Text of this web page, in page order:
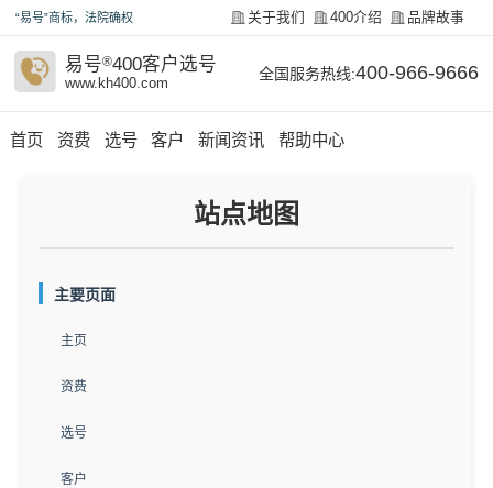
“易号”商标，法院确权 关于我们 400介绍 品牌故事
易号®400客户选号
www.kh400.com
全国服务热线:400-966-9666
首页 资费 选号 客户 新闻资讯 帮助中心
站点地图
主要页面
主页
资费
选号
客户